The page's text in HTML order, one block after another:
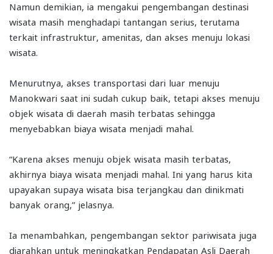
Namun demikian, ia mengakui pengembangan destinasi
wisata masih menghadapi tantangan serius, terutama
terkait infrastruktur, amenitas, dan akses menuju lokasi
wisata.
Menurutnya, akses transportasi dari luar menuju
Manokwari saat ini sudah cukup baik, tetapi akses menuju
objek wisata di daerah masih terbatas sehingga
menyebabkan biaya wisata menjadi mahal.
“Karena akses menuju objek wisata masih terbatas,
akhirnya biaya wisata menjadi mahal. Ini yang harus kita
upayakan supaya wisata bisa terjangkau dan dinikmati
banyak orang,” jelasnya.
Ia menambahkan, pengembangan sektor pariwisata juga
diarahkan untuk meningkatkan Pendapatan Asli Daerah